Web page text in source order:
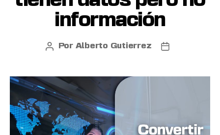
información
Por Alberto Gutierrez